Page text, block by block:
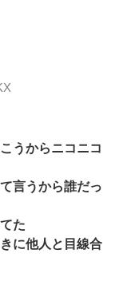
うからニコニコ
言うから誰だっ
た
に他人と目線合